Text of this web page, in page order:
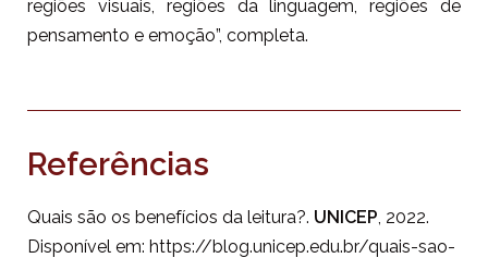
regiões visuais, regiões da linguagem, regiões de
pensamento e emoção”, completa.
Referências
Quais são os benefícios da leitura?. UNICEP, 2022.
Disponível em: https://blog.unicep.edu.br/quais-sao-